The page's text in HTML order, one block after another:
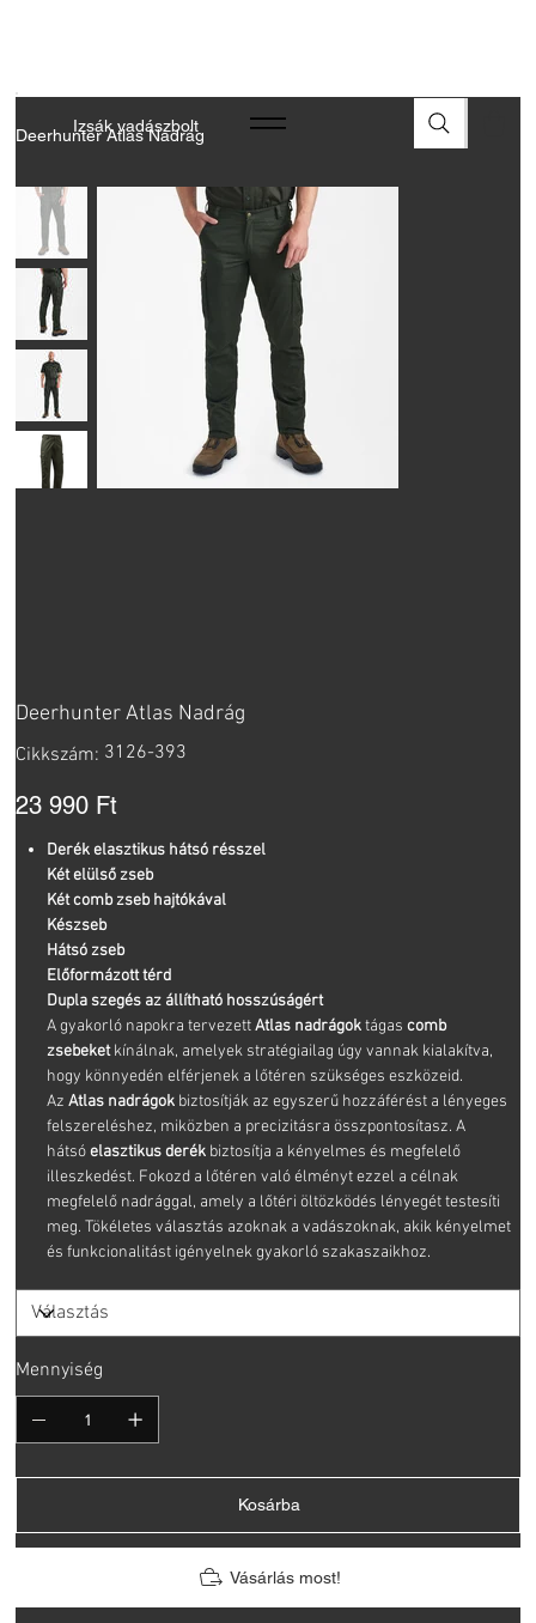
Izsák vadászbolt
Deerhunter Atlas Nadrág
Deerhunter Atlas Nadrág
Cikkszám: Cikkszám:
3126-
3126-393
Ár
23 990 Ft
Derékelasztikus hátsó résszel
Két elülső zseb
Két comb zseb hajtókával
Készseb
Hátsó zseb
Előformázott térd
Dupla szegés az állítható hosszúságért
A gyakorló napokra tervezettAtlas nadrágoktágas comb
zsebeketkínálnak, amelyek stratégiailag úgy vannak kialakítva,
hogy könnyedén elférjenek a lőtéren szükséges eszközeid.
Az Atlas nadrágokbiztosítják az egyszerű hozzáférést a lényeges
felszereléshez, miközben a precizitásra összpontosítasz. A
hátsóelasztikus derékbiztosítja a kényelmes és megfelelő
illeszkedést. Fokozd a lőtéren való élményt ezzel a célnak
megfelelő nadrággal, amely a lőtéri öltözködés lényegét testesíti
meg. Tökéletes választás azoknak a vadászoknak, akik kényelmet
és funkcionalitást igényelnek gyakorló szakaszaikhoz.
Mennyiség
Kosárba
Vásárlás most!